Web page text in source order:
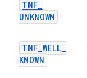
TNF_
UNKNOWN
TNF_WELL_
KNOWN